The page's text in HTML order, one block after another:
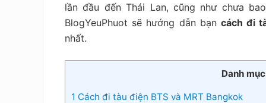
lần đầu đến Thái Lan, cũng như chưa
BlogYeuPhuot sẽ hướng dẫn bạn cách đi
nhất.
Danh
1 Cách đi tàu điện BTS và MRT Bangkok